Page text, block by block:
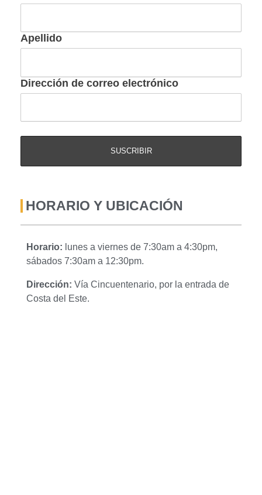
Apellido
Dirección de correo electrónico
HORARIO Y UBICACIÓN
Horario: lunes a viernes de 7:30am a 4:30pm,
sábados 7:30am a 12:30pm.
Dirección: Vía Cincuentenario, por la entrada de
Costa del Este.